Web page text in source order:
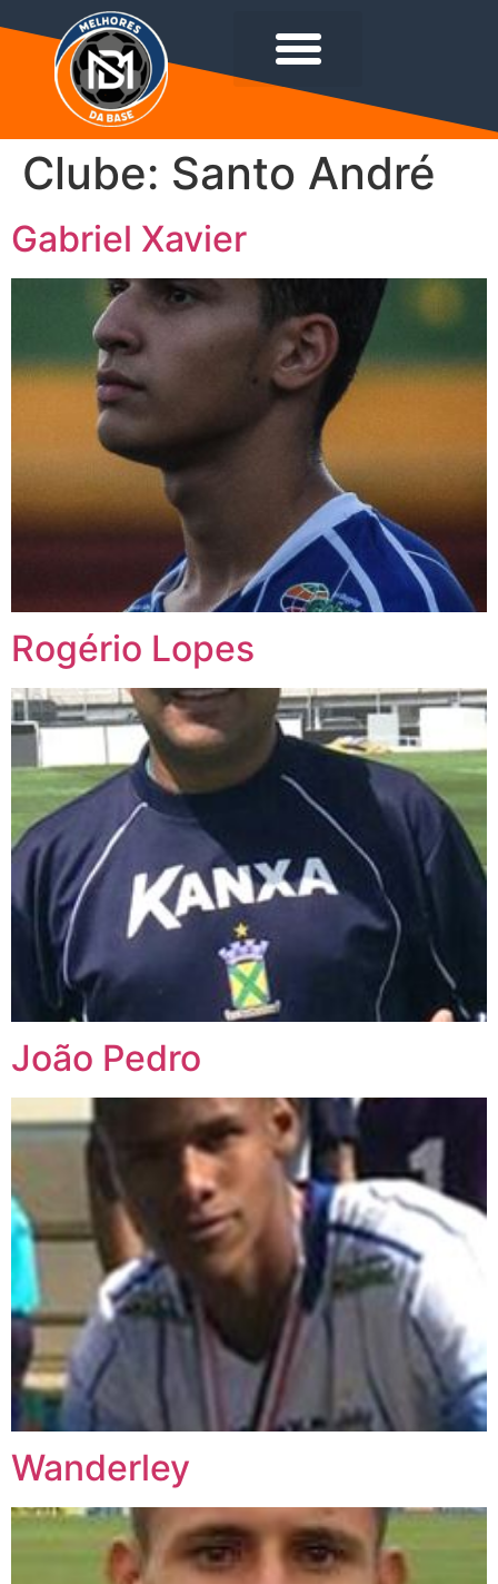
Clube: Santo André
Gabriel Xavier
Rogério Lopes
João Pedro
Wanderley